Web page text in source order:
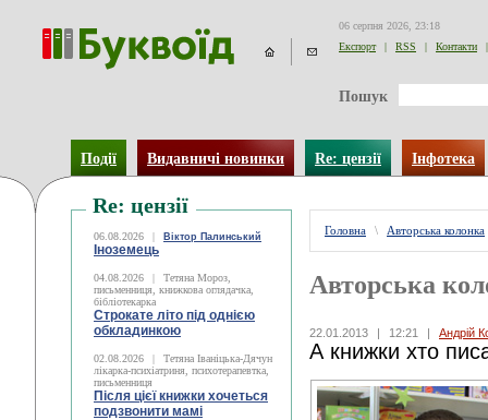
06 серпня 2026, 23:18
Експорт
| RSS | Контакти |
Пошук
Події Видавничі новинки Re: цензії Інфотека
Re: цензії
06.08.2026 | Віктор Палинський
Іноземець
04.08.2026 |
Тетяна Мороз,
письменниця, книжкова оглядачка,
бібліотекарка
Строкате літо під однією
обкладинкою
02.08.2026 |
Тетяна Іваніцька-Дячун
лікарка-психіатриня, психотерапевтка,
письменниця
Після цієї книжки хочеться
подзвонити мамі
Головна \ Авторська колонка
Авторська
22.01.2013 | 12:21 | Андрій
А книжки хто